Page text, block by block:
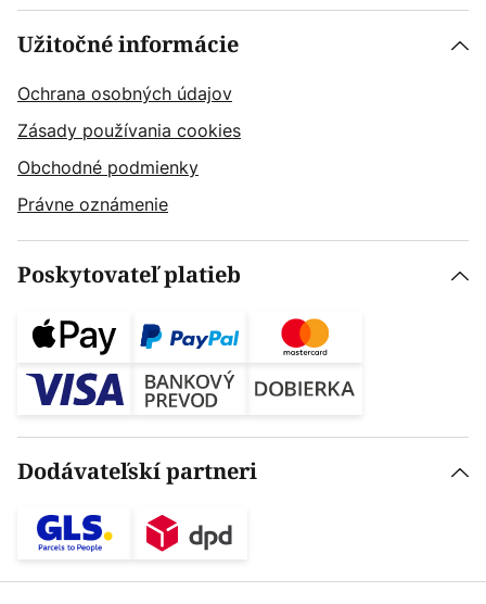
Užitočné informácie
Ochrana osobných údajov
Zásady používania cookies
Obchodné podmienky
Právne oznámenie
Poskytovateľ platieb
Dodávateľskí partneri